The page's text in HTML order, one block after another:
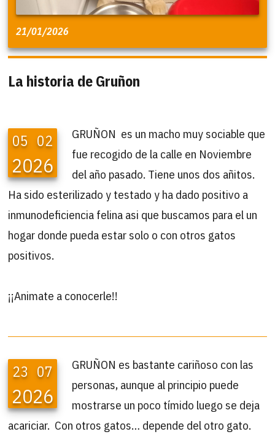
21/01/2026
La historia de Gruñon
05 02
2026
GRUÑON es un macho muy sociable que
fue recogido de la calle en Noviembre
del año pasado. Tiene unos dos añitos.
Ha sido esterilizado y testado y ha dado positivo a
inmunodeficiencia felina asi que buscamos para el un
hogar donde pueda estar solo o con otros gatos
positivos.
¡¡Animate a conocerle!!
23 07
2026
GRUÑON es bastante cariñoso con las
personas, aunque al principio puede
mostrarse un poco tímido luego se deja
acariciar. Con otros gatos… depende del otro gato.